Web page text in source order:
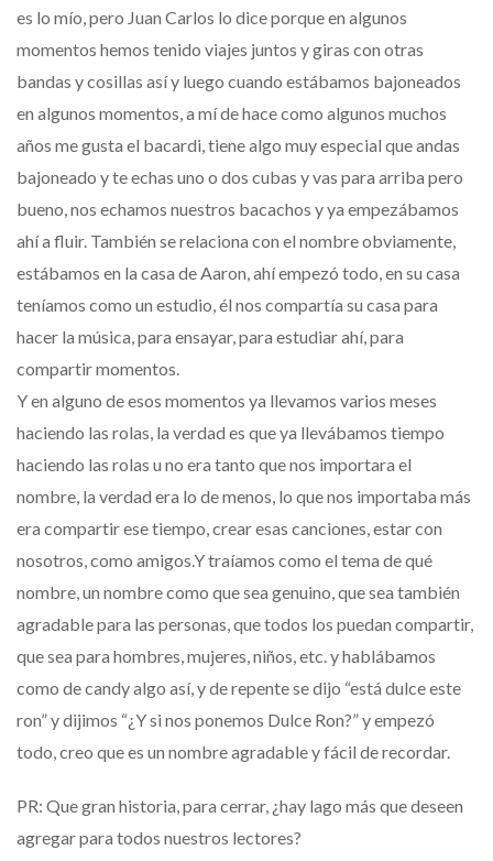
es lo mío, pero Juan Carlos lo dice porque en algunos
momentos hemos tenido viajes juntos y giras con otras
bandas y cosillas así y luego cuando estábamos bajoneados
en algunos momentos, a mí de hace como algunos muchos
años me gusta el bacardi, tiene algo muy especial que andas
bajoneado y te echas uno o dos cubas y vas para arriba pero
bueno, nos echamos nuestros bacachos y ya empezábamos
ahí a fluir. También se relaciona con el nombre obviamente,
estábamos en la casa de Aaron, ahí empezó todo, en su casa
teníamos como un estudio, él nos compartía su casa para
hacer la música, para ensayar, para estudiar ahí, para
compartir momentos.
Y en alguno de esos momentos ya llevamos varios meses
haciendo las rolas, la verdad es que ya llevábamos tiempo
haciendo las rolas u no era tanto que nos importara el
nombre, la verdad era lo de menos, lo que nos importaba más
era compartir ese tiempo, crear esas canciones, estar con
nosotros, como amigos.Y traíamos como el tema de qué
nombre, un nombre como que sea genuino, que sea también
agradable para las personas, que todos los puedan compartir,
que sea para hombres, mujeres, niños, etc. y hablábamos
como de candy algo así, y de repente se dijo “está dulce este
ron” y dijimos “¿Y si nos ponemos Dulce Ron?” y empezó
todo, creo que es un nombre agradable y fácil de recordar.
PR: Que gran historia, para cerrar, ¿hay lago más que deseen
agregar para todos nuestros lectores?